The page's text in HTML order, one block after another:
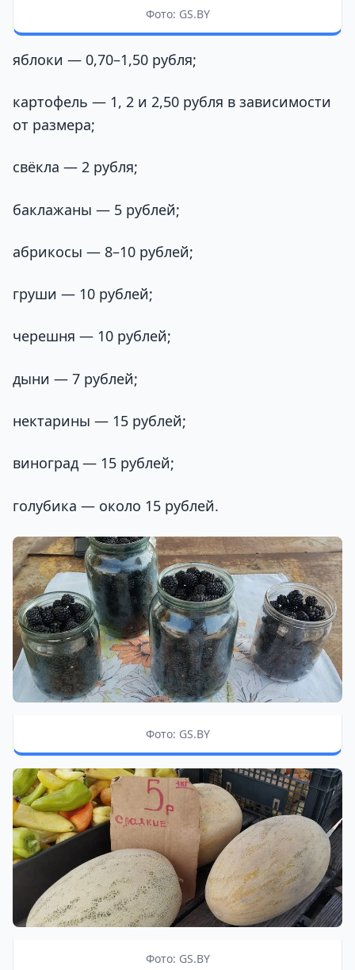
Фото: GS.BY
яблоки — 0,70–1,50 рубля;
картофель — 1, 2 и 2,50 рубля в зависимости
от размера;
свёкла — 2 рубля;
баклажаны — 5 рублей;
абрикосы — 8–10 рублей;
груши — 10 рублей;
черешня — 10 рублей;
дыни — 7 рублей;
нектарины — 15 рублей;
виноград — 15 рублей;
голубика — около 15 рублей.
Фото: GS.BY
Фото: GS.BY